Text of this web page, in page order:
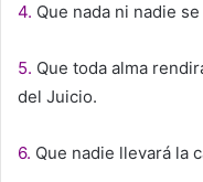
4. Que nada ni nadie
5. Que toda alma
del Juicio.
6. Que nadie llevará la